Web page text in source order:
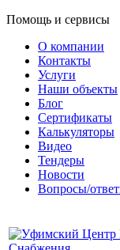
Помощь и сервисы
О компании
Контакты
Услуги
Наши объекты
Блог
Сертификаты
Калькуляторы
Видео
Тендеры
Новости
Вопросы/